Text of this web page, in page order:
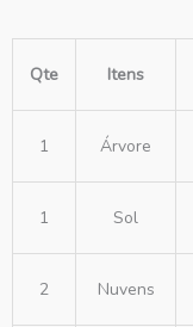
Qte Itens
1 Árvore
1 Sol
2 Nuvens